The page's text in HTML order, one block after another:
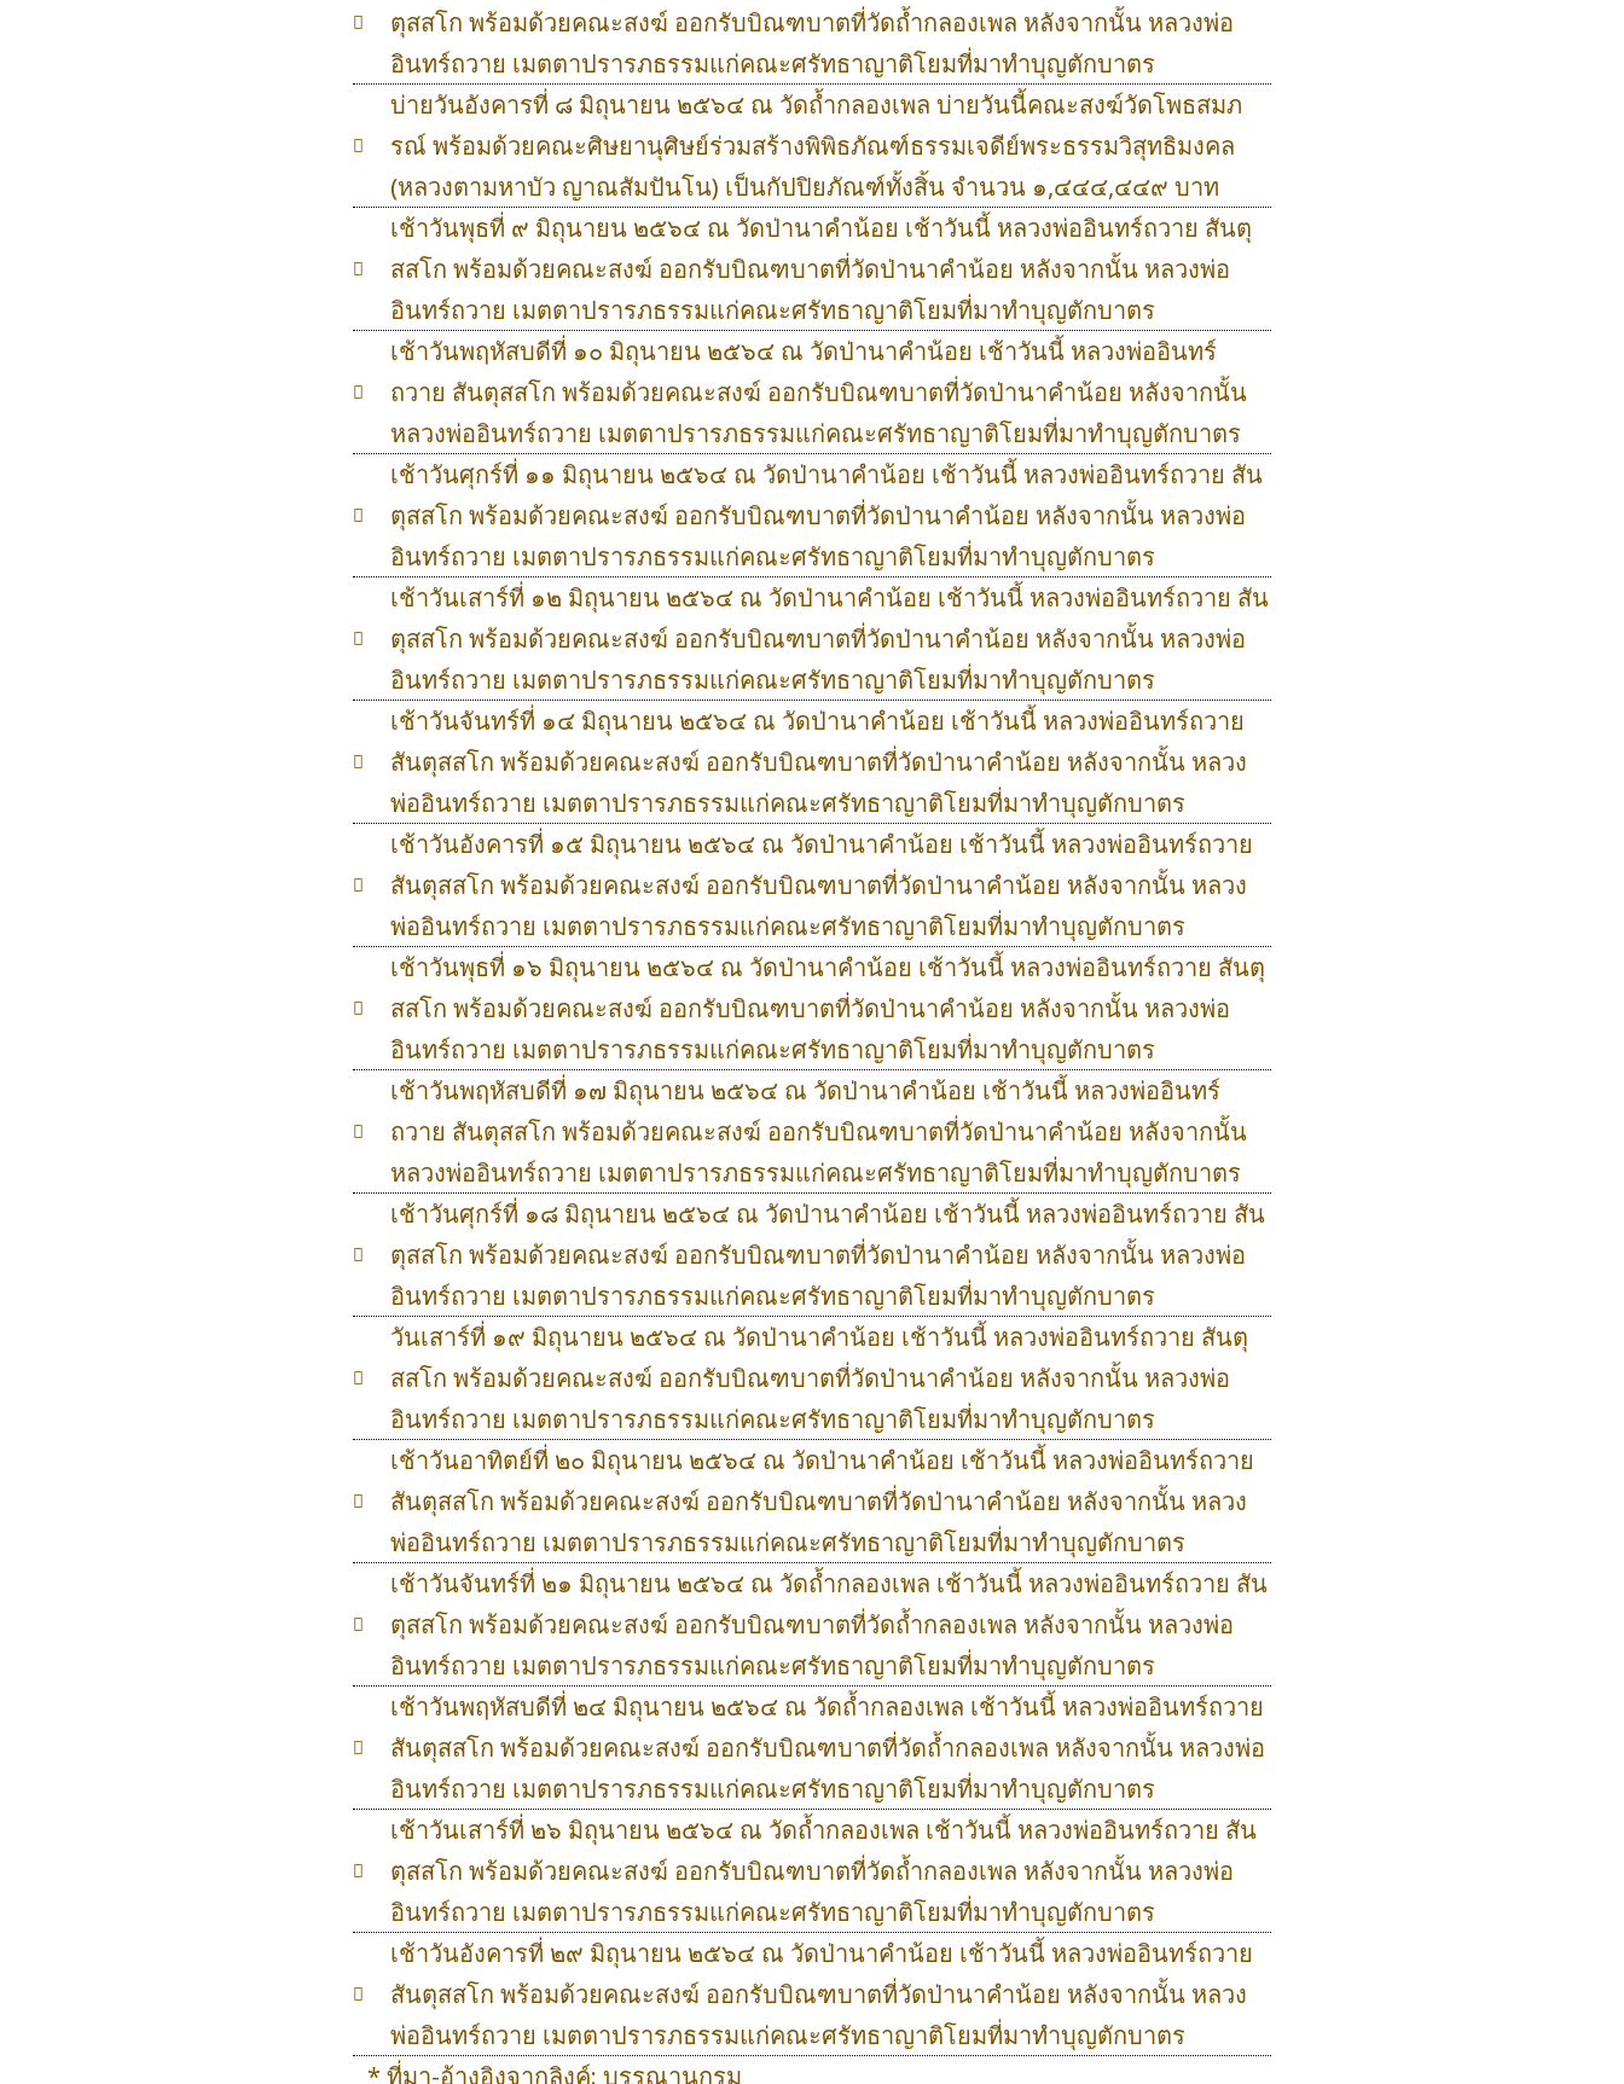
ตุสสโก พร้อมด้วยคณะสงฆ์ ออกรับบิณฑบาตที่วัดถ้ำกลองเพล หลังจากนั้น หลวงพ่อ
อินทร์ถวาย เมตตาปรารภธรรมแก่คณะศรัทธาญาติโยมที่มาทำบุญตักบาตร
บ่ายวันอังคารที่ ๘ มิถุนายน ๒๕๖๔ ณ วัดถ้ำกลองเพล บ่ายวันนี้คณะสงฆ์วัดโพธสมภ
รณ์ พร้อมด้วยคณะศิษยานุศิษย์ร่วมสร้างพิพิธภัณฑ์ธรรมเจดีย์พระธรรมวิสุทธิมงคล
(หลวงตามหาบัว ญาณสัมปันโน) เป็นกัปปิยภัณฑ์ทั้งสิ้น จำนวน ๑,๔๔๔,๔๔๙ บาท
เช้าวันพุธที่ ๙ มิถุนายน ๒๕๖๔ ณ วัดป่านาคำน้อย เช้าวันนี้ หลวงพ่ออินทร์ถวาย สันตุ
สสโก พร้อมด้วยคณะสงฆ์ ออกรับบิณฑบาตที่วัดป่านาคำน้อย หลังจากนั้น หลวงพ่อ
อินทร์ถวาย เมตตาปรารภธรรมแก่คณะศรัทธาญาติโยมที่มาทำบุญตักบาตร
เช้าวันพฤหัสบดีที่ ๑๐ มิถุนายน ๒๕๖๔ ณ วัดป่านาคำน้อย เช้าวันนี้ หลวงพ่ออินทร์
ถวาย สันตุสสโก พร้อมด้วยคณะสงฆ์ ออกรับบิณฑบาตที่วัดป่านาคำน้อย หลังจากนั้น
หลวงพ่ออินทร์ถวาย เมตตาปรารภธรรมแก่คณะศรัทธาญาติโยมที่มาทำบุญตักบาตร
เช้าวันศุกร์ที่ ๑๑ มิถุนายน ๒๕๖๔ ณ วัดป่านาคำน้อย เช้าวันนี้ หลวงพ่ออินทร์ถวาย สัน
ตุสสโก พร้อมด้วยคณะสงฆ์ ออกรับบิณฑบาตที่วัดป่านาคำน้อย หลังจากนั้น หลวงพ่อ
อินทร์ถวาย เมตตาปรารภธรรมแก่คณะศรัทธาญาติโยมที่มาทำบุญตักบาตร
เช้าวันเสาร์ที่ ๑๒ มิถุนายน ๒๕๖๔ ณ วัดป่านาคำน้อย เช้าวันนี้ หลวงพ่ออินทร์ถวาย สัน
ตุสสโก พร้อมด้วยคณะสงฆ์ ออกรับบิณฑบาตที่วัดป่านาคำน้อย หลังจากนั้น หลวงพ่อ
อินทร์ถวาย เมตตาปรารภธรรมแก่คณะศรัทธาญาติโยมที่มาทำบุญตักบาตร
เช้าวันจันทร์ที่ ๑๔ มิถุนายน ๒๕๖๔ ณ วัดป่านาคำน้อย เช้าวันนี้ หลวงพ่ออินทร์ถวาย
สันตุสสโก พร้อมด้วยคณะสงฆ์ ออกรับบิณฑบาตที่วัดป่านาคำน้อย หลังจากนั้น หลวง
พ่ออินทร์ถวาย เมตตาปรารภธรรมแก่คณะศรัทธาญาติโยมที่มาทำบุญตักบาตร
เช้าวันอังคารที่ ๑๕ มิถุนายน ๒๕๖๔ ณ วัดป่านาคำน้อย เช้าวันนี้ หลวงพ่ออินทร์ถวาย
สันตุสสโก พร้อมด้วยคณะสงฆ์ ออกรับบิณฑบาตที่วัดป่านาคำน้อย หลังจากนั้น หลวง
พ่ออินทร์ถวาย เมตตาปรารภธรรมแก่คณะศรัทธาญาติโยมที่มาทำบุญตักบาตร
เช้าวันพุธที่ ๑๖ มิถุนายน ๒๕๖๔ ณ วัดป่านาคำน้อย เช้าวันนี้ หลวงพ่ออินทร์ถวาย สันตุ
สสโก พร้อมด้วยคณะสงฆ์ ออกรับบิณฑบาตที่วัดป่านาคำน้อย หลังจากนั้น หลวงพ่อ
อินทร์ถวาย เมตตาปรารภธรรมแก่คณะศรัทธาญาติโยมที่มาทำบุญตักบาตร
เช้าวันพฤหัสบดีที่ ๑๗ มิถุนายน ๒๕๖๔ ณ วัดป่านาคำน้อย เช้าวันนี้ หลวงพ่ออินทร์
ถวาย สันตุสสโก พร้อมด้วยคณะสงฆ์ ออกรับบิณฑบาตที่วัดป่านาคำน้อย หลังจากนั้น
หลวงพ่ออินทร์ถวาย เมตตาปรารภธรรมแก่คณะศรัทธาญาติโยมที่มาทำบุญตักบาตร
เช้าวันศุกร์ที่ ๑๘ มิถุนายน ๒๕๖๔ ณ วัดป่านาคำน้อย เช้าวันนี้ หลวงพ่ออินทร์ถวาย สัน
ตุสสโก พร้อมด้วยคณะสงฆ์ ออกรับบิณฑบาตที่วัดป่านาคำน้อย หลังจากนั้น หลวงพ่อ
อินทร์ถวาย เมตตาปรารภธรรมแก่คณะศรัทธาญาติโยมที่มาทำบุญตักบาตร
วันเสาร์ที่ ๑๙ มิถุนายน ๒๕๖๔ ณ วัดป่านาคำน้อย เช้าวันนี้ หลวงพ่ออินทร์ถวาย สันตุ
สสโก พร้อมด้วยคณะสงฆ์ ออกรับบิณฑบาตที่วัดป่านาคำน้อย หลังจากนั้น หลวงพ่อ
อินทร์ถวาย เมตตาปรารภธรรมแก่คณะศรัทธาญาติโยมที่มาทำบุญตักบาตร
เช้าวันอาทิตย์ที่ ๒๐ มิถุนายน ๒๕๖๔ ณ วัดป่านาคำน้อย เช้าวันนี้ หลวงพ่ออินทร์ถวาย
สันตุสสโก พร้อมด้วยคณะสงฆ์ ออกรับบิณฑบาตที่วัดป่านาคำน้อย หลังจากนั้น หลวง
พ่ออินทร์ถวาย เมตตาปรารภธรรมแก่คณะศรัทธาญาติโยมที่มาทำบุญตักบาตร
เช้าวันจันทร์ที่ ๒๑ มิถุนายน ๒๕๖๔ ณ วัดถ้ำกลองเพล เช้าวันนี้ หลวงพ่ออินทร์ถวาย สัน
ตุสสโก พร้อมด้วยคณะสงฆ์ ออกรับบิณฑบาตที่วัดถ้ำกลองเพล หลังจากนั้น หลวงพ่อ
อินทร์ถวาย เมตตาปรารภธรรมแก่คณะศรัทธาญาติโยมที่มาทำบุญตักบาตร
เช้าวันพฤหัสบดีที่ ๒๔ มิถุนายน ๒๕๖๔ ณ วัดถ้ำกลองเพล เช้าวันนี้ หลวงพ่ออินทร์ถวาย
สันตุสสโก พร้อมด้วยคณะสงฆ์ ออกรับบิณฑบาตที่วัดถ้ำกลองเพล หลังจากนั้น หลวงพ่อ
อินทร์ถวาย เมตตาปรารภธรรมแก่คณะศรัทธาญาติโยมที่มาทำบุญตักบาตร
เช้าวันเสาร์ที่ ๒๖ มิถุนายน ๒๕๖๔ ณ วัดถ้ำกลองเพล เช้าวันนี้ หลวงพ่ออินทร์ถวาย สัน
ตุสสโก พร้อมด้วยคณะสงฆ์ ออกรับบิณฑบาตที่วัดถ้ำกลองเพล หลังจากนั้น หลวงพ่อ
อินทร์ถวาย เมตตาปรารภธรรมแก่คณะศรัทธาญาติโยมที่มาทำบุญตักบาตร
เช้าวันอังคารที่ ๒๙ มิถุนายน ๒๕๖๔ ณ วัดป่านาคำน้อย เช้าวันนี้ หลวงพ่ออินทร์ถวาย
สันตุสสโก พร้อมด้วยคณะสงฆ์ ออกรับบิณฑบาตที่วัดป่านาคำน้อย หลังจากนั้น หลวง
พ่ออินทร์ถวาย เมตตาปรารภธรรมแก่คณะศรัทธาญาติโยมที่มาทำบุญตักบาตร
* ที่มา-อ้างอิงจากลิงค์: บรรณานุกรม